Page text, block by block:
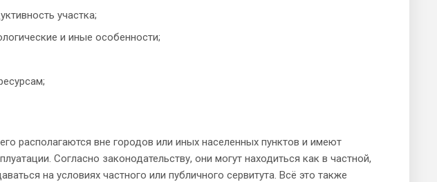
участка;
и иные особенности;
располагаются вне городов или иных населенных пунктов и имеют
Согласно законодательству, они могут находиться как в частной,
на условиях частного или публичного сервитута. Всё это также